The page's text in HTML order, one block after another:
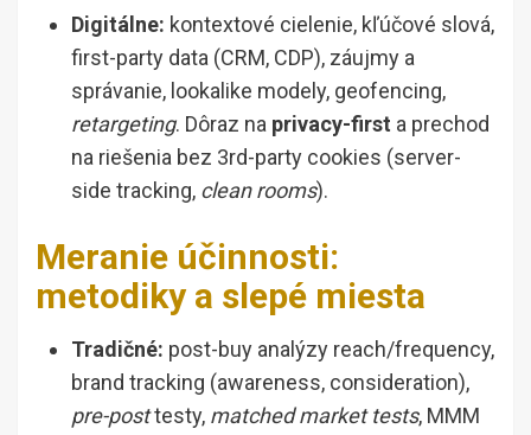
Digitálne: kontextové cielenie, kľúčové slová,
first-party data (CRM, CDP), záujmy a
správanie, lookalike modely, geofencing,
retargeting. Dôraz na privacy-first a prechod
na riešenia bez 3rd-party cookies (server-
side tracking, clean rooms).
Meranie účinnosti:
metodiky a slepé miesta
Tradičné: post-buy analýzy reach/frequency,
brand tracking (awareness, consideration),
pre-posttesty, matched market tests, MMM